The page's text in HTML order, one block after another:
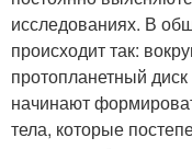
исследованиях. В
происходит так:
протопланетный
начинают
тела, которые